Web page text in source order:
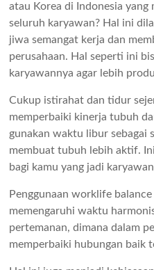
atau Korea di Indonesia
seluruh karyawan? Hal ini
jiwa semangat kerja dan
perusahaan. Hal seperti ini
karyawannya agar lebih
Cukup istirahat dan tidur
memperbaiki kinerja tubuh
gunakan waktu libur sebagai
membuat tubuh lebih aktif.
bagi kamu yang jadi
Penggunaan worklife
memengaruhi waktu
pertemanan, dimana dalam
memperbaiki hubungan baik